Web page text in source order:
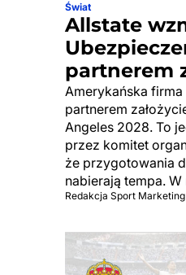
Świat
Allstate
partnerem
Amerykańska
partnerem
Angeles 2028. To
przez komitet
że przygotowania
nabierają tempa.
Redakcja Sport Marketing